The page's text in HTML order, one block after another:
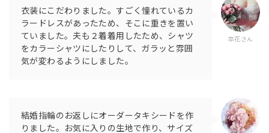
卒花さん
衣装にこだわりました。すごく憧れているカ
ラードレスがあったため、そこに重きを置い
ていました。夫も２着着用したため、シャツ
をカラーシャツにしたりして、ガラッと雰囲
気が変わるようにしました。
結婚指輪のお返しにオーダータキシードを作
りました。お気に入りの生地で作り、サイズ